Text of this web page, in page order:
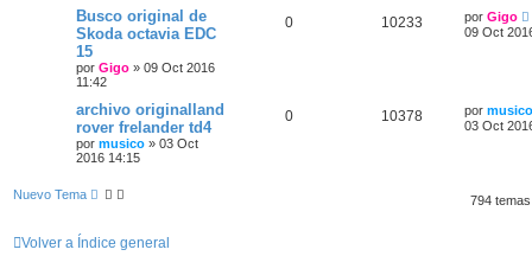
Busco original de
Skoda octavia EDC
15
por Gigo » 09 Oct 2016
11:42
0 10233 por Gigo
09 Oct
archivo originalland
rover frelander td4
por musico » 03 Oct
2016 14:15
0 10378 por musico
03 Oct
Nuevo Tema 794
Volver a Índice general